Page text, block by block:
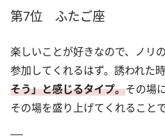
第7位 ふたご座
楽しいことが好きなので、ノリ
参加してくれるはず。誘われた時
そう」と感じるタイプ。その場
その場を盛り上げてくれることで